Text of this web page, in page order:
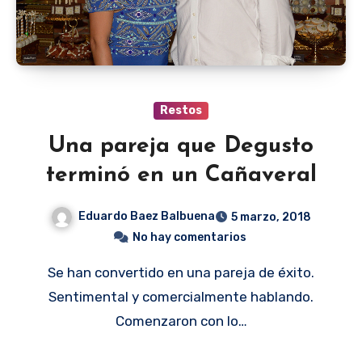
Restos
Una pareja que Degusto
terminó en un Cañaveral
Eduardo Baez Balbuena
5 marzo, 2018
No hay comentarios
Se han convertido en una pareja de éxito.
Sentimental y comercialmente hablando.
Comenzaron con lo…